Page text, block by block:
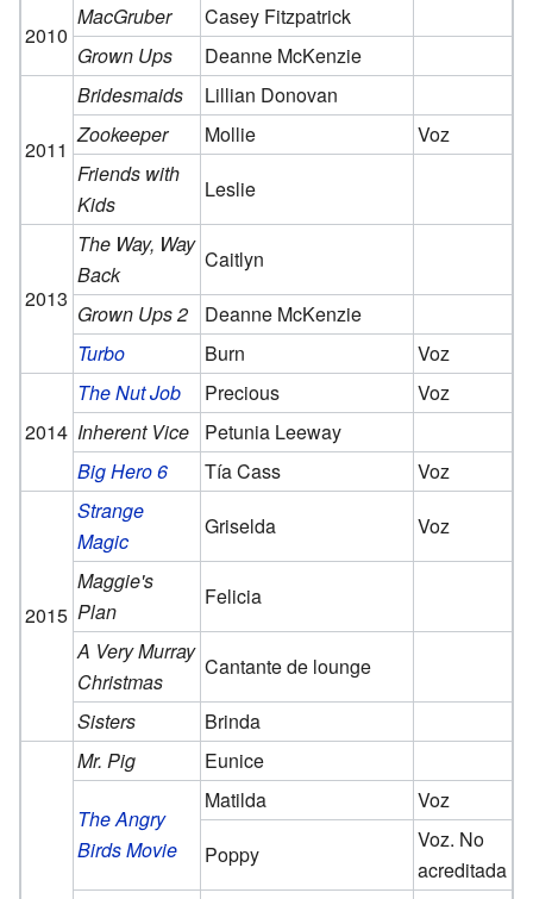
2010
MacGruber
Casey Fitzpatrick
Grown Ups
Deanne McKenzie
2011
Bridesmaids
Lillian Donovan
Zookeeper
Mollie
Voz
Friends with
Kids
Leslie
2013
The Way, Way
Back
Caitlyn
Grown Ups 2
Deanne McKenzie
Turbo
Burn Voz
2014
The Nut Job Precious
Voz
Inherent Vice
Petunia Leeway
Big Hero 6
Tía Cass Voz
2015
Strange
Magic
Griselda
Voz
Maggie's
Plan
Felicia
A Very Murray
Christmas
Cantante de lounge
Sisters
Brinda
Mr. Pig
Eunice
The Angry
Birds Movie
Matilda
Voz
Poppy
Voz. No
acreditada